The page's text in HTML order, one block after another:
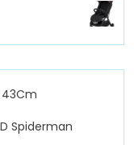
Spiderman